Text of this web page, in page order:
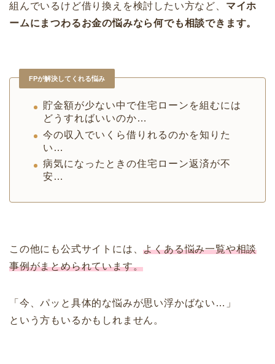
組んでいるけど借り換えを検討したい方など、 マイホ
ームにまつわるお金の悩みなら何でも相談できます。
FPが解決してくれる悩み
貯金額が少ない中で住宅ローンを組むには
どうすればいいのか…
今の収入でいくら借りれるのかを知りた
い…
病気になったときの住宅ローン返済が不
安…
この他にも公式サイトには、よくある悩み一覧や相談
事例がまとめられています。
「今、パッと具体的な悩みが思い浮かばない…」
という方もいるかもしれません。